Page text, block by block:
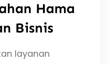
Hama
Bisnis
layanan